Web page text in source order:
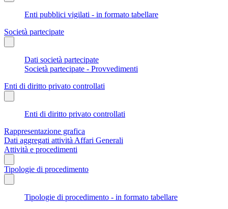
Enti pubblici vigilati - in formato tabellare
Società partecipate
Dati società partecipate
Società partecipate - Provvedimenti
Enti di diritto privato controllati
Enti di diritto privato controllati
Rappresentazione grafica
Dati aggregati attività Affari Generali
Attività e procedimenti
Tipologie di procedimento
Tipologie di procedimento - in formato tabellare